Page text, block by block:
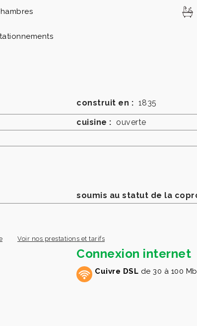
construit en : 1835
cuisine : ouverte
soumis au statut de la
Voir nos prestations et tarifs
Connexion internet
Cuivre DSL de 30 à 100